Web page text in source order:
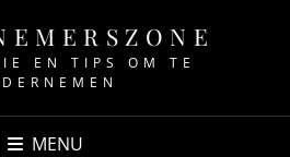
EN TIPS OM TE
MENU